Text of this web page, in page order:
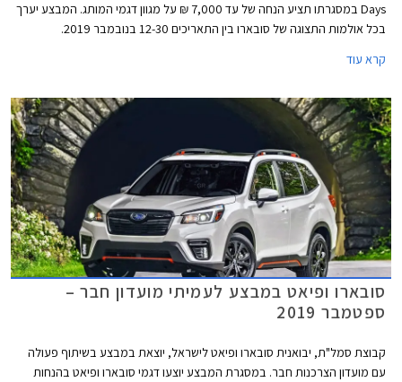
Days במסגרתו תציע הנחה של עד 7,000 ₪ על מגוון דגמי המותג. המבצע יערך
בכל אולמות התצוגה של סובארו בין התאריכים 12-30 בנובמבר 2019.
קרא עוד
סובארו ופיאט במבצע לעמיתי מועדון חבר –
ספטמבר 2019
קבוצת סמל"ת, יבואנית סובארו ופיאט לישראל, יוצאת במבצע בשיתוף פעולה
עם מועדון הצרכנות חבר. במסגרת המבצע יוצעו דגמי סובארו ופיאט בהנחות